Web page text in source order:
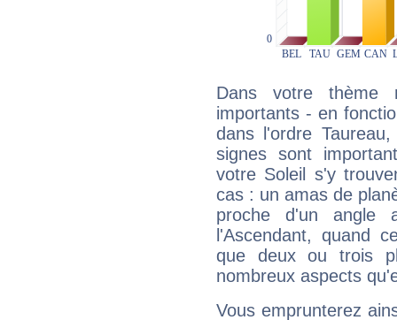
Dans votre thème
importants - en
dans l'ordre
signes sont
votre Soleil s'y
cas : un amas de
proche d'un
l'Ascendant, quand
que deux ou trois
nombreux aspects
Vous emprunterez